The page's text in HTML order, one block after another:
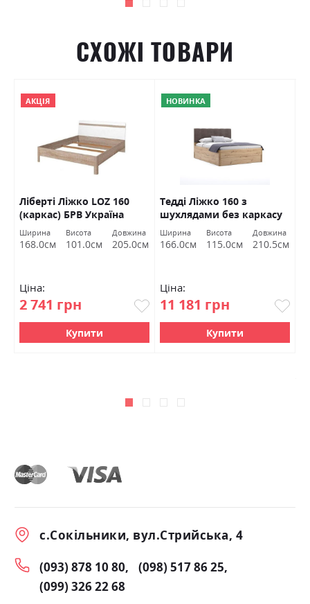
СХОЖІ ТОВАРИ
АКЦІЯ
Ліберті Ліжко LOZ 160
(каркас) БРВ Україна
Ширина
168.0см
Висота
101.0см
Довжина
205.0см
Ціна:
2 741 грн
Купити
НОВИНКА
Тедді Ліжко 160 з
шухлядами без каркасу
Міромарк
Ширина
166.0см
Висота
115.0см
Довжина
210.5см
Ціна:
11 181 грн
Купити
с.Сокільники, вул.Стрийська, 4
(093) 878 10 80
(098) 517 86 25
(099) 326 22 68